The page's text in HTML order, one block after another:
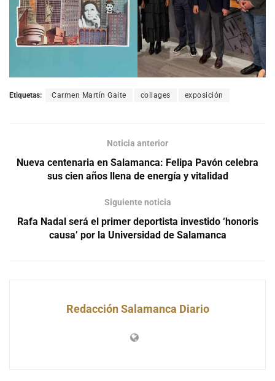
Etiquetas: Carmen Martín Gaite collages exposición
Noticia anterior
Nueva centenaria en Salamanca: Felipa Pavón celebra
sus cien años llena de energía y vitalidad
Siguiente noticia
Rafa Nadal será el primer deportista investido ‘honoris
causa’ por la Universidad de Salamanca
Redacción Salamanca Diario